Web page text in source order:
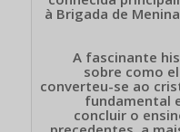
à Brigada de
A fascinante
sobre como
converteu-se ao
fundamental
concluir o